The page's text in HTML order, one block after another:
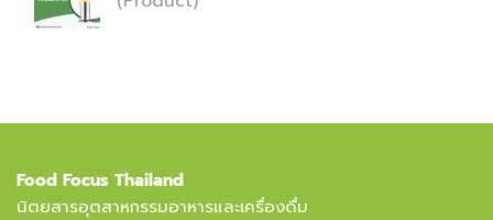
Food Focus Thailand
นิตยสารอุตสาหกรรมอาหารและเครื่องดื่ม